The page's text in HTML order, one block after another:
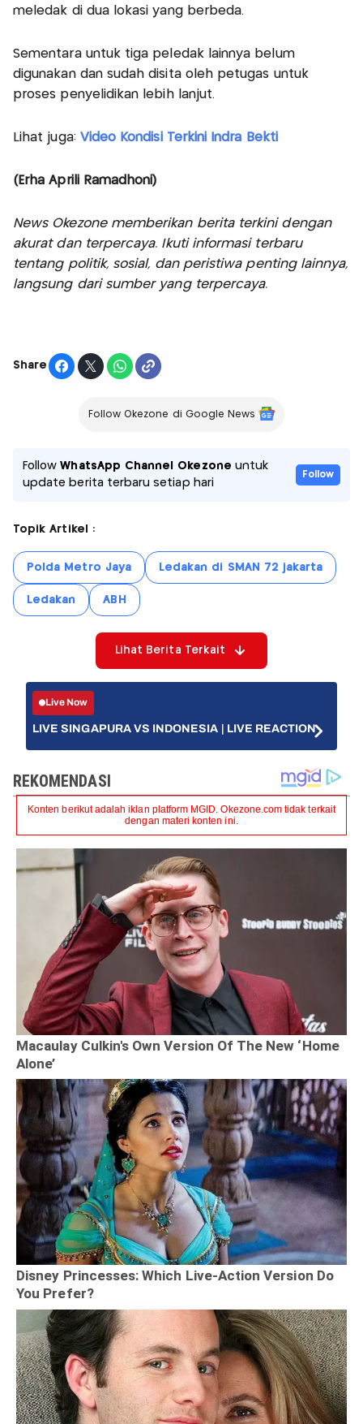
meledak di dua lokasi yang berbeda.
Sementara untuk tiga peledak lainnya belum
digunakan dan sudah disita oleh petugas untuk
proses penyelidikan lebih lanjut.
Lihat juga: Video Kondisi Terkini Indra Bekti
(Erha Aprili Ramadhoni)
News Okezone memberikan berita terkini dengan
akurat dan terpercaya. Ikuti informasi terbaru
tentang politik, sosial, dan peristiwa penting lainnya,
langsung dari sumber yang terpercaya.
Share
Follow Okezone di Google News
FollowWhatsApp Channel Okezone untuk
update berita terbaru setiap hari
Follow
Topik Artikel :
Polda Metro Jaya Ledakan di SMAN 72 jakarta
Ledakan ABH
Lihat Berita Terkait
Live Now
LIVE SINGAPURA VS INDONESIA | LIVE REACTION